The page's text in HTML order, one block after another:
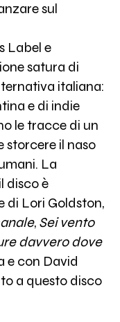
sul
Label e
satura di
italiana:
e di indie
le tracce di un
storcere il naso
La
disco è
di Lori Goldston,
, Sei vento
davvero dove
e con David
a questo disco